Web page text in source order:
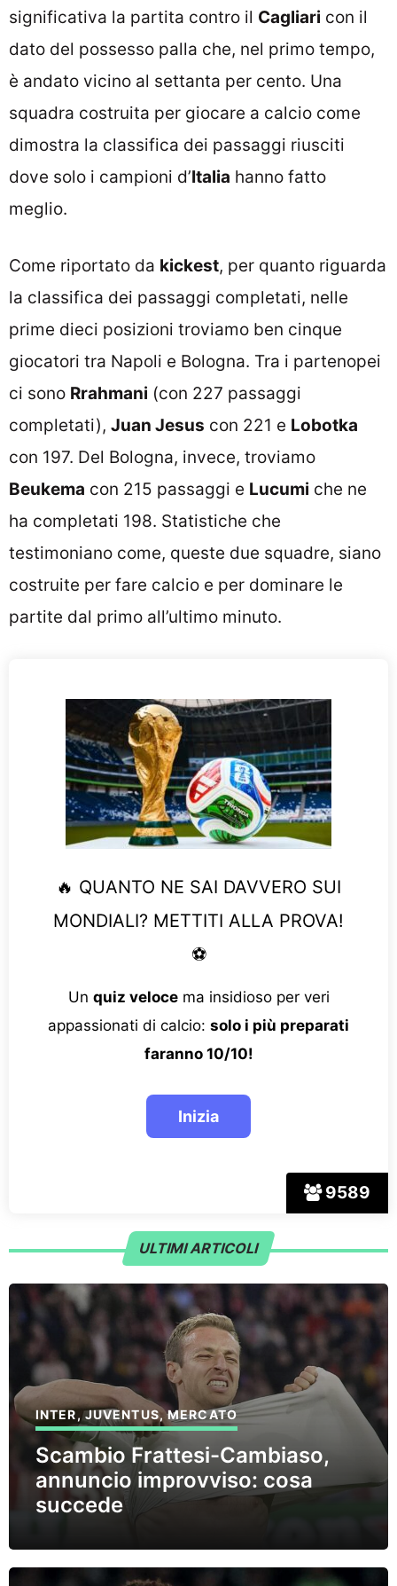
significativa la partita contro il Cagliari con il
dato del possesso palla che, nel primo tempo,
è andato vicino al settanta per cento. Una
squadra costruita per giocare a calcio come
dimostra la classifica dei passaggi riusciti
dove solo i campioni d’Italia hanno fatto
meglio.
Come riportato da kickest, per quanto riguarda
la classifica dei passaggi completati, nelle
prime dieci posizioni troviamo ben cinque
giocatori tra Napoli e Bologna. Tra i partenopei
ci sono Rrahmani (con 227 passaggi
completati), Juan Jesus con 221 e Lobotka
con 197. Del Bologna, invece, troviamo
Beukema con 215 passaggi e Lucumi che ne
ha completati 198. Statistiche che
testimoniano come, queste due squadre, siano
costruite per fare calcio e per dominare le
partite dal primo all’ultimo minuto.
9589
🔥 QUANTO NE SAI DAVVERO SUI
MONDIALI? METTITI ALLA PROVA!
⚽
Un quiz velocema insidioso per veri
appassionati di calcio: solo i più preparati
faranno 10/10!
ULTIMI ARTICOLI
INTER,JUVENTUS,MERCATO
Scambio Frattesi-Cambiaso,
annuncio improvviso: cosa
succede